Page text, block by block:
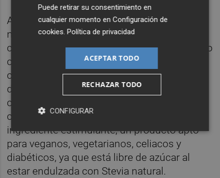
Así pues, Malferida reivindica su fórmula
natural para convertirse en el refresco de
cola sin secretos, con un producto elaborado
con ingredientes naturales como la nuez de
cola, recuperada de la antigua receta, que le
da el sabor original y que, además, funciona
como estimulante natural al contener
cafeína, sin tener que añadir ningún
ingrediente estimulante; un producto apto
para veganos, vegetarianos, celiacos y
diabéticos, ya que está libre de azúcar al
estar endulzada con Stevia natural.
Puede retirar su consentimiento en
cualquier momento enConfiguración de
cookies.Política de privacidad
ACEPTAR TODO
RECHAZAR TODO
CONFIGURAR